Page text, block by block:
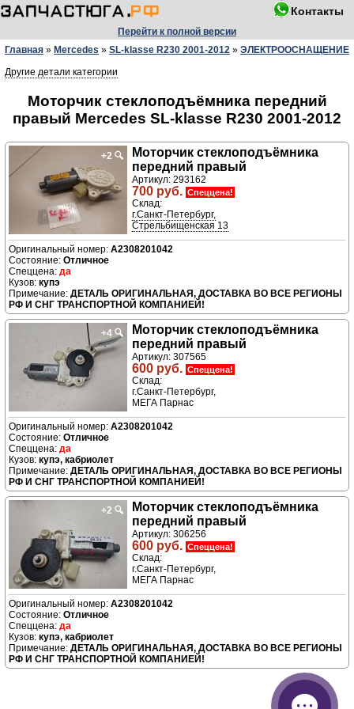
Контакты
Перейти к полной версии
Главная » Mercedes » SL-klasse R230 2001-2012 » ЭЛЕКТРООСНАЩЕНИЕ
Другие детали категории
Моторчик стеклоподъёмника передний
правый Mercedes SL-klasse R230 2001-2012
+2 🔍
Моторчик стеклоподъёмника
передний правый
Артикул: 293162
700 руб. Спеццена!
Склад:
г.Санкт-Петербург,
Стрельбищенская 13
A2308201042
Отличное
да
купэ
ДЕТАЛЬ ОРИГИНАЛЬНАЯ, ДОСТАВКА ВО ВСЕ РЕГИОНЫ
РФ И СНГ ТРАНСПОРТНОЙ КОМПАНИЕЙ!
+4 🔍
Моторчик стеклоподъёмника
передний правый
Артикул: 307565
600 руб. Спеццена!
Склад:
г.Санкт-Петербург,
МЕГА Парнас
A2308201042
Отличное
да
купэ, кабриолет
ДЕТАЛЬ ОРИГИНАЛЬНАЯ, ДОСТАВКА ВО ВСЕ РЕГИОНЫ
РФ И СНГ ТРАНСПОРТНОЙ КОМПАНИЕЙ!
+2 🔍
Моторчик стеклоподъёмника
передний правый
Артикул: 306256
600 руб. Спеццена!
Склад:
г.Санкт-Петербург,
МЕГА Парнас
A2308201042
Отличное
да
купэ, кабриолет
ДЕТАЛЬ ОРИГИНАЛЬНАЯ, ДОСТАВКА ВО ВСЕ РЕГИОНЫ
РФ И СНГ ТРАНСПОРТНОЙ КОМПАНИЕЙ!